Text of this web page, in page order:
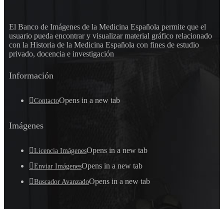
El Banco de Imágenes de la Medicina Española permite que el
usuario pueda encontrar y visualizar material gráfico relacionado
con la Historia de la Medicina Española con fines de estudio
privado, docencia e investigación
Información
ContactoOpens in a new tab
Imágenes
Licencia ImágenesOpens in a new tab
Enviar ImágenesOpens in a new tab
Buscador AvanzadoOpens in a new tab